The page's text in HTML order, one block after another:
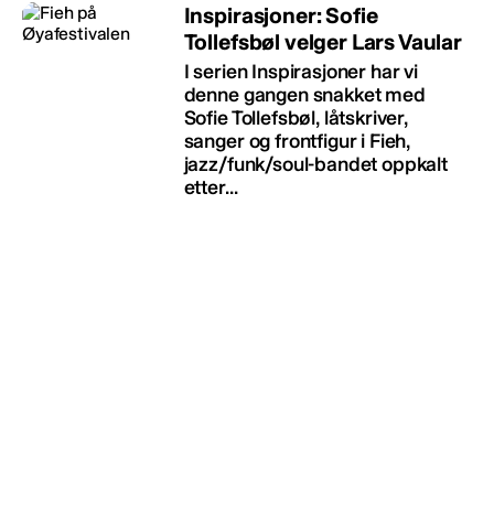
Inspirasjoner: Sofie
Tollefsbøl velger Lars Vaular
I serien Inspirasjoner har vi
denne gangen snakket med
Sofie Tollefsbøl, låtskriver,
sanger og frontfigur i Fieh,
jazz/funk/soul-bandet oppkalt
etter...